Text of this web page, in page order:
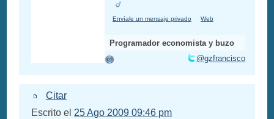
Envíale un mensaje privado Web
Programador economista y buzo
@gzfrancisco
Citar
Escrito el 25 Ago 2009 09:46 pm